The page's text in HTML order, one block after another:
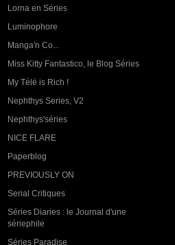
Lorna en Séries
Luminophore
Manga'n Co...
Miss Kitty Fantastico, le Blog Séries
My Télé is Rich !
Nephthys Series, V2
Nephthys'séries
NICE FLARE
Paperblog
PREVIOUSLY ON
Serial Critiques
Séries Diaries : le Journal d'une
sériephile
Séries Paradise